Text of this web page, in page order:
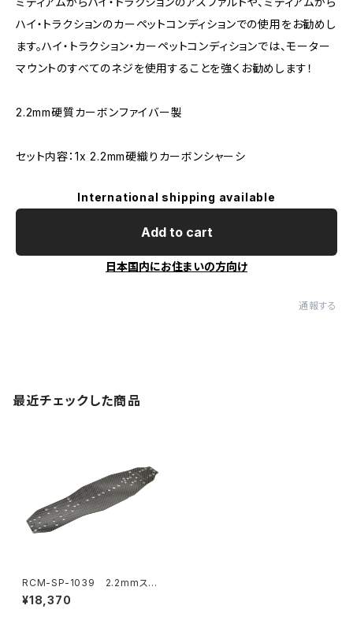
ハイ・トラクションのカーペットコンディションでの使用をお勧めし
ます。ハイ・トラクション・カーペットコンディションでは、モーター
マウントのすべてのネジを使用することを強くお勧めします！
2.2mm硬質カーボンファイバー製
セット内容：1x 2.2mm硬織りカーボンシャーシ
International shipping available
Add to cart
日本国内にお住まいの方向け
通報する
最近チェックした商品
RCM-SP-1039 2.2mmステ
ィッフウィーブカーボンシャーシ
(SP1-F) (オプション)
¥18,370